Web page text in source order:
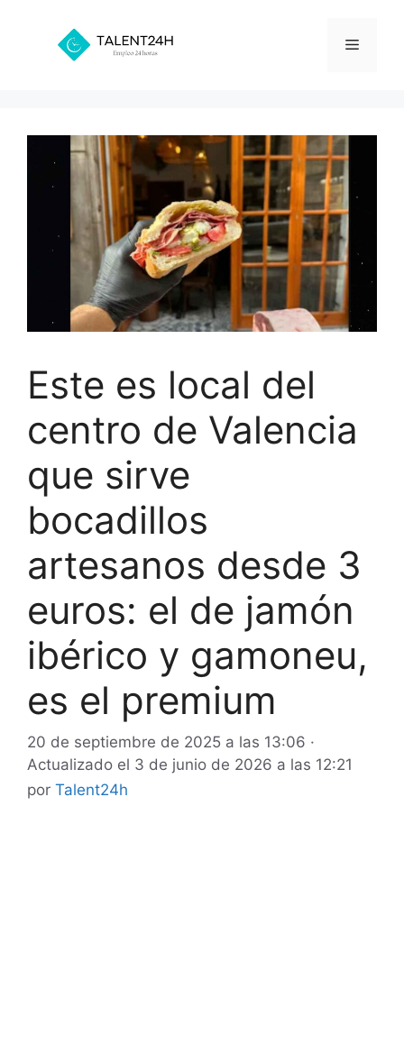
contenido
Menú
Este es local del
centro de Valencia
que sirve
bocadillos
artesanos desde 3
euros: el de jamón
ibérico y gamoneu,
es el premium
20 de septiembre de 2025 a las 13:06 ·
Actualizado el 3 de junio de 2026 a las 12:21
por Talent24h